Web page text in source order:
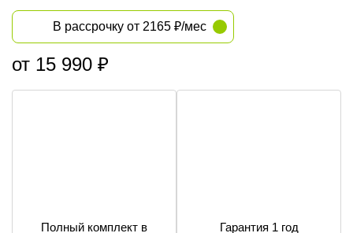
В рассрочку от 2165 ₽/мес
от 15 990 ₽
Полный комплект в
Гарантия 1 год